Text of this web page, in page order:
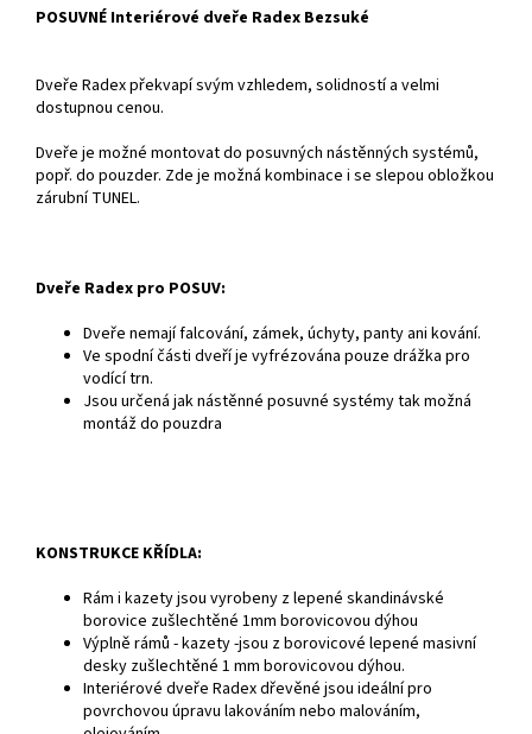
POSUVNÉ Interiérové dveře Radex Bezsuké
Dveře Radex překvapí svým vzhledem, solidností a velmi
dostupnou cenou.
Dveře je možné montovat do posuvných nástěnných systémů,
popř. do pouzder. Zde je možná kombinace i se slepou obložkou
zárubní TUNEL.
Dveře Radex pro POSUV:
Dveře nemají falcování, zámek, úchyty, panty ani kování.
Ve spodní části dveří je vyfrézována pouze drážka pro
vodící trn.
Jsou určená jak nástěnné posuvné systémy tak možná
montáž do pouzdra
KONSTRUKCE KŘÍDLA:
Rám i kazety jsou vyrobeny z lepené skandinávské
borovice zušlechtěné 1mm borovicovou dýhou
Výplně rámů - kazety -jsou z borovicové lepené masivní
desky zušlechtěné 1 mm borovicovou dýhou.
Interiérové dveře Radex dřevěné jsou ideální pro
povrchovou úpravu lakováním nebo malováním,